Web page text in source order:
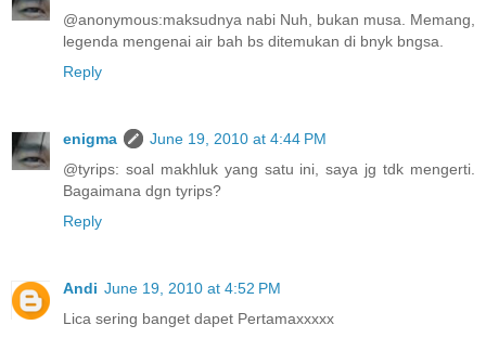
@anonymous:maksudnya nabi Nuh, bukan musa. Memang,
legenda mengenai air bah bs ditemukan di bnyk bngsa.
Reply
enigma
June 19, 2010 at 4:44 PM
@tyrips: soal makhluk yang satu ini, saya jg tdk mengerti.
Bagaimana dgn tyrips?
Reply
Andi June 19, 2010 at 4:52 PM
Lica sering banget dapet Pertamaxxxxx